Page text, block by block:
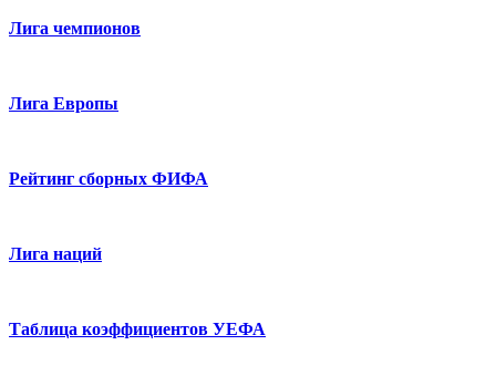
Лига чемпионов
Лига Европы
Рейтинг сборных ФИФА
Лига наций
Таблица коэффициентов УЕФА